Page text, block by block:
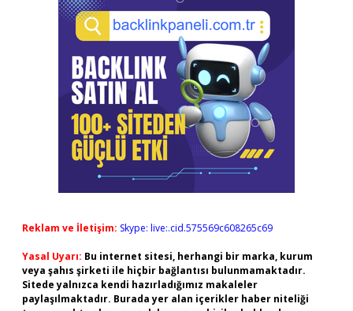
Reklam ve İletişim: Skype: live:.cid.575569c608265c69
Yasal Uyarı: Bu internet sitesi, herhangi bir marka, kurum
veya şahıs şirketi ile hiçbir bağlantısı bulunmamaktadır.
Sitede yalnızca kendi hazırladığımız makaleler
paylaşılmaktadır. Burada yer alan içerikler haber niteliği